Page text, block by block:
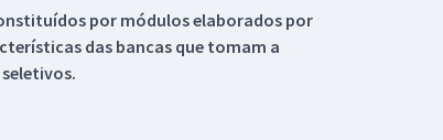
por módulos elaborados por
das bancas que tomam a